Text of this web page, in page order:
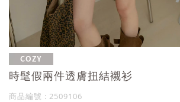
時髦假兩件透膚扭結襯衫
商品編號 : 2509106